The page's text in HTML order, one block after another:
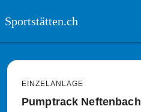
Sportstätten.ch
EINZELANLAGE
Pumptrack Neftenbach